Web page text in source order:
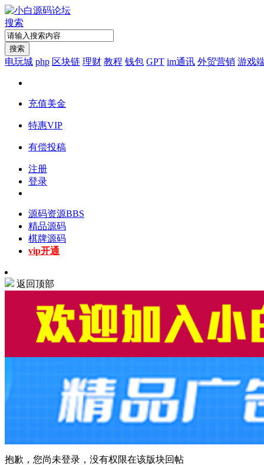
搜索
搜索
电玩城 php 区块链 理财 教程 钱包 GPT im通讯 外贸营销 游戏
充值美金
特惠VIP
有偿投稿
注册
登录
源码资源BBS
精品源码
棋牌源码
vip开通
返回顶部
抱歉，您尚未登录，没有权限在该版块回帖